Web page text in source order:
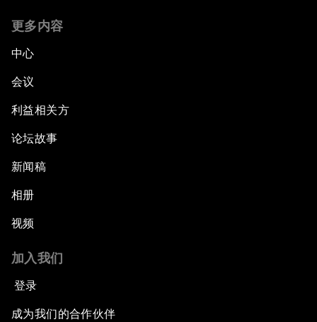
更多内容
中心
会议
利益相关方
论坛故事
新闻稿
相册
视频
加入我们
登录
成为我们的合作伙伴